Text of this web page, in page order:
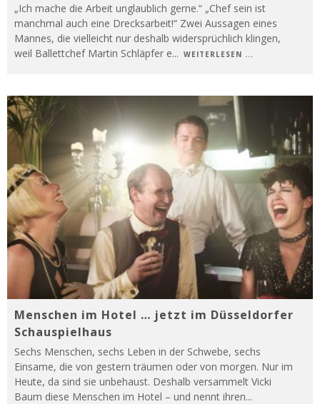
„Ich mache die Arbeit unglaublich gerne.“ „Chef sein ist
manchmal auch eine Drecksarbeit!“ Zwei Aussagen eines
Mannes, die vielleicht nur deshalb widersprüchlich klingen,
weil Ballettchef Martin Schläpfer e... WEITERLESEN ...
Menschen im Hotel … jetzt im Düsseldorfer
Schauspielhaus
Sechs Menschen, sechs Leben in der Schwebe, sechs
Einsame, die von gestern träumen oder von morgen. Nur im
Heute, da sind sie unbehaust. Deshalb versammelt Vicki
Baum diese Menschen im Hotel – und nennt ihren...